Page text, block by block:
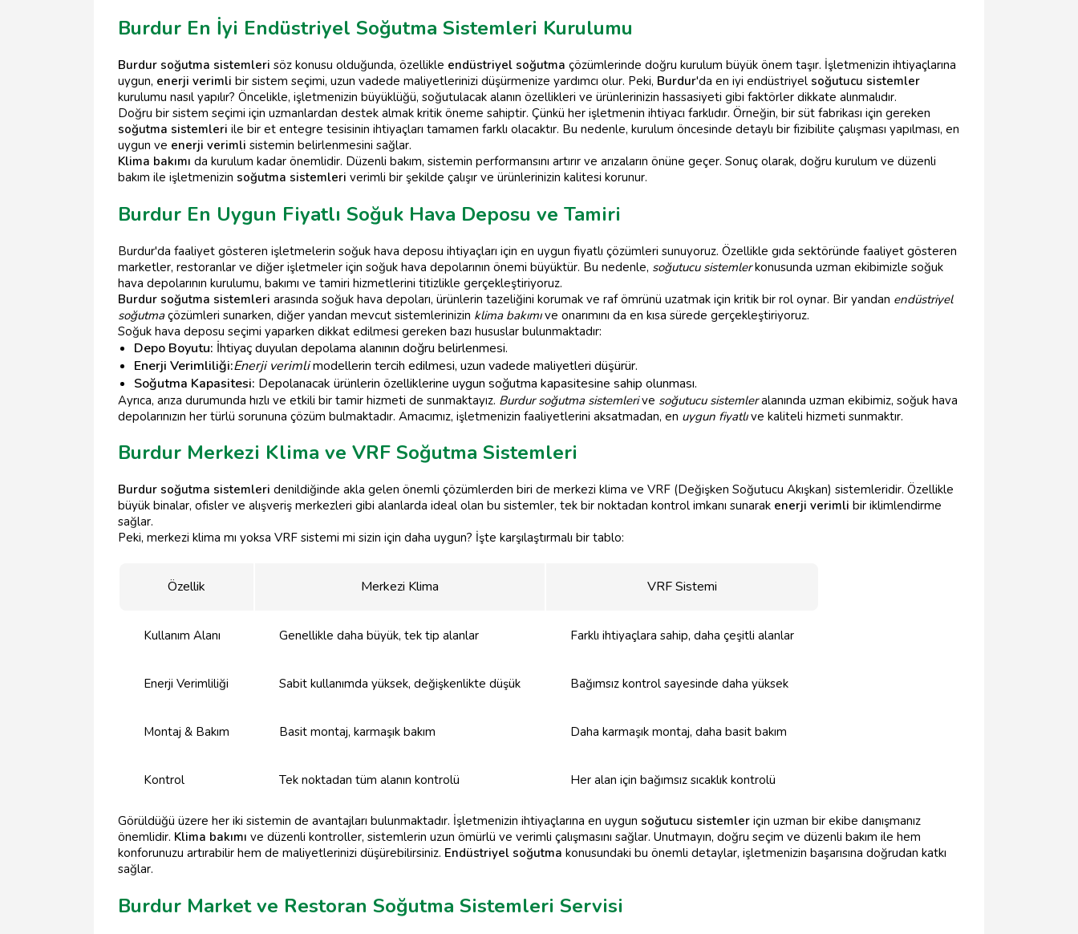
Burdur En İyi Endüstriyel Soğutma Sistemleri Kurulumu
Burdur soğutma sistemleri söz konusu olduğunda, özellikle endüstriyel soğutma çözümlerinde doğru kurulum büyük önem taşır. İşletmenizin ihtiyaçlarına
uygun, enerji verimli bir sistem seçimi, uzun vadede maliyetlerinizi düşürmenize yardımcı olur. Peki, Burdur'da en iyi endüstriyel soğutucu sistemler
kurulumu nasıl yapılır? Öncelikle, işletmenizin büyüklüğü, soğutulacak alanın özellikleri ve ürünlerinizin hassasiyeti gibi faktörler dikkate alınmalıdır.
Doğru bir sistem seçimi için uzmanlardan destek almak kritik öneme sahiptir. Çünkü her işletmenin ihtiyacı farklıdır. Örneğin, bir süt fabrikası için gereken
soğutma sistemleri ile bir et entegre tesisinin ihtiyaçları tamamen farklı olacaktır. Bu nedenle, kurulum öncesinde detaylı bir fizibilite çalışması yapılması, en
uygun ve enerji verimli sistemin belirlenmesini sağlar.
Klima bakımı da kurulum kadar önemlidir. Düzenli bakım, sistemin performansını artırır ve arızaların önüne geçer. Sonuç olarak, doğru kurulum ve düzenli
bakım ile işletmenizin soğutma sistemleri verimli bir şekilde çalışır ve ürünlerinizin kalitesi korunur.
Burdur En Uygun Fiyatlı Soğuk Hava Deposu ve Tamiri
Burdur'da faaliyet gösteren işletmelerin soğuk hava deposu ihtiyaçları için en uygun fiyatlı çözümleri sunuyoruz. Özellikle gıda sektöründe faaliyet gösteren
marketler, restoranlar ve diğer işletmeler için soğuk hava depolarının önemi büyüktür. Bu nedenle, soğutucu sistemlerkonusunda uzman ekibimizle soğuk
hava depolarının kurulumu, bakımı ve tamiri hizmetlerini titizlikle gerçekleştiriyoruz.
Burdur soğutma sistemleri arasında soğuk hava depoları, ürünlerin tazeliğini korumak ve raf ömrünü uzatmak için kritik bir rol oynar. Bir yandan endüstriyel
soğutmaçözümleri sunarken, diğer yandan mevcut sistemlerinizin klima bakımıve onarımını da en kısa sürede gerçekleştiriyoruz.
Soğuk hava deposu seçimi yaparken dikkat edilmesi gereken bazı hususlar bulunmaktadır:
Depo Boyutu: İhtiyaç duyulan depolama alanının doğru belirlenmesi.
Enerji Verimliliği:Enerji verimlimodellerin tercih edilmesi, uzun vadede maliyetleri düşürür.
Soğutma Kapasitesi: Depolanacak ürünlerin özelliklerine uygun soğutma kapasitesine sahip olunması.
Ayrıca, arıza durumunda hızlı ve etkili bir tamir hizmeti de sunmaktayız. Burdur soğutma sistemlerive soğutucu sistemleralanında uzman ekibimiz, soğuk hava
depolarınızın her türlü sorununa çözüm bulmaktadır. Amacımız, işletmenizin faaliyetlerini aksatmadan, en uygun fiyatlıve kaliteli hizmeti sunmaktır.
Burdur Merkezi Klima ve VRF Soğutma Sistemleri
Burdur soğutma sistemleri denildiğinde akla gelen önemli çözümlerden biri de merkezi klima ve VRF (Değişken Soğutucu Akışkan) sistemleridir. Özellikle
büyük binalar, ofisler ve alışveriş merkezleri gibi alanlarda ideal olan bu sistemler, tek bir noktadan kontrol imkanı sunarak enerji verimli bir iklimlendirme
sağlar.
Peki, merkezi klima mı yoksa VRF sistemi mi sizin için daha uygun? İşte karşılaştırmalı bir tablo:
Özellik Merkezi Klima VRF Sistemi
Kullanım Alanı Genellikle daha büyük, tek tip alanlar Farklı ihtiyaçlara sahip, daha çeşitli alanlar
Enerji Verimliliği Sabit kullanımda yüksek, değişkenlikte düşük Bağımsız kontrol sayesinde daha yüksek
Montaj & Bakım Basit montaj, karmaşık bakım Daha karmaşık montaj, daha basit bakım
Kontrol Tek noktadan tüm alanın kontrolü Her alan için bağımsız sıcaklık kontrolü
Görüldüğü üzere her iki sistemin de avantajları bulunmaktadır. İşletmenizin ihtiyaçlarına en uygun soğutucu sistemler için uzman bir ekibe danışmanız
önemlidir. Klima bakımı ve düzenli kontroller, sistemlerin uzun ömürlü ve verimli çalışmasını sağlar. Unutmayın, doğru seçim ve düzenli bakım ile hem
konforunuzu artırabilir hem de maliyetlerinizi düşürebilirsiniz. Endüstriyel soğutma konusundaki bu önemli detaylar, işletmenizin başarısına doğrudan katkı
sağlar.
Burdur Market ve Restoran Soğutma Sistemleri Servisi